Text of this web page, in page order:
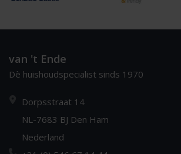
van 't Ende
Dè huishoudspecialist sinds 1970
Dorpsstraat 14
NL-7683 BJ Den Ham
Nederland